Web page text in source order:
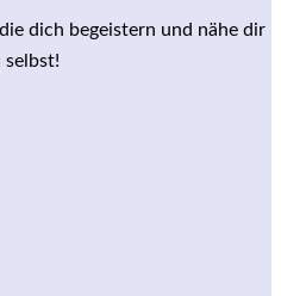
dich begeistern und nähe dir
selbst!